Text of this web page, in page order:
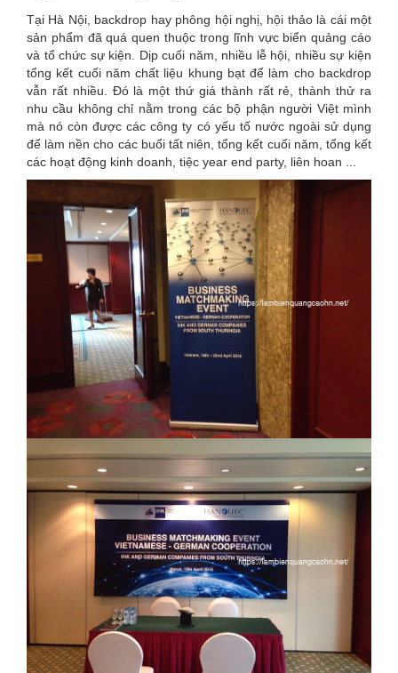
Tại Hà Nội, backdrop hay phông hội nghị, hội thảo là cái một
sản phẩm đã quá quen thuộc trong lĩnh vực biển quảng cáo
và tổ chức sự kiện. Dịp cuối năm, nhiều lễ hội, nhiều sự kiện
tổng kết cuối năm chất liệu khung bạt để làm cho backdrop
vẫn rất nhiều. Đó là một thứ giá thành rất rẻ, thành thử ra
nhu cầu không chỉ nằm trong các bộ phận người Việt mình
mà nó còn được các công ty có yếu tố nước ngoài sử dụng
để làm nền cho các buổi tất niên, tổng kết cuối năm, tổng kết
các hoạt động kinh doanh, tiệc year end party, liên hoan ...